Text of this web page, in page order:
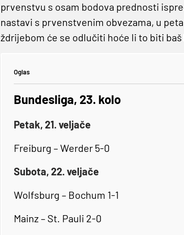
prvenstvu s osam bodova prednosti
nastavi s prvenstvenim obvezama, u
ždrijebom će se odlučiti hoće li to biti
Oglas
Bundesliga, 23. kolo
Petak, 21. veljače
Freiburg – Werder 5-0
Subota, 22. veljače
Wolfsburg – Bochum 1-1
Mainz – St. Pauli 2-0